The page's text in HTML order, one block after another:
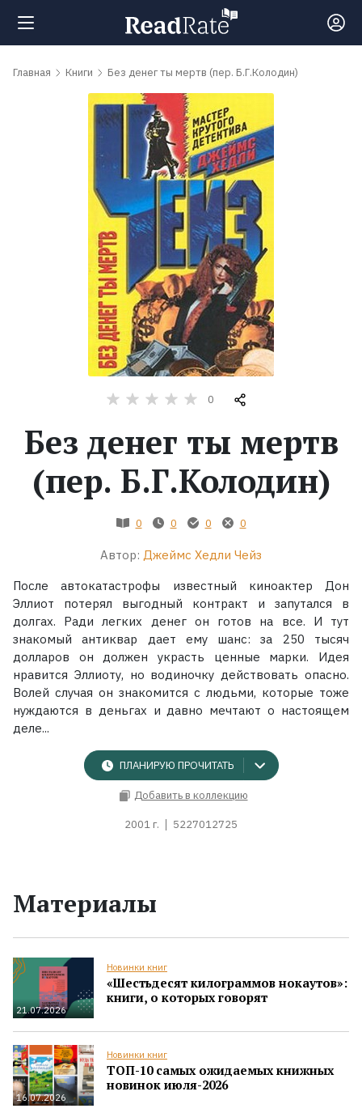
Поиск
обсуждаемые
Серии
Экранизации
Главная Книги Без денег ты мертв (пер. Б.Г.Колодин)
0
Без денег ты мертв
(пер. Б.Г.Колодин)
0 0 0 0
Автор: Джеймс Хедли Чейз
После автокатастрофы известный киноактер Дон
Эллиот потерял выгодный контракт и запутался в
долгах. Ради легких денег он готов на все. И тут
знакомый антиквар дает ему шанс: за 250 тысяч
долларов он должен украсть ценные марки. Идея
нравится Эллиоту, но водиночку действовать опасно.
Волей случая он знакомится с людьми, которые тоже
нуждаются в деньгах и давно мечтают о настоящем
деле...
ПЛАНИРУЮ ПРОЧИТАТЬ
Добавить в коллекцию
2001 г. 5227012725
Материалы
21.07.2026
Новинки книг
«Шестьдесят килограммов нокаутов»:
книги, о которых говорят
16.07.2026
Новинки книг
ТОП-10 самых ожидаемых книжных
новинок июля-2026